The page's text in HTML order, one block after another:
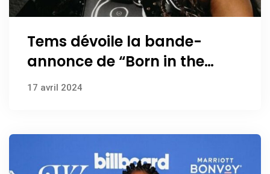
Tems dévoile la bande-
annonce de “Born in the
Wild”, son prochain album
17 avril 2024